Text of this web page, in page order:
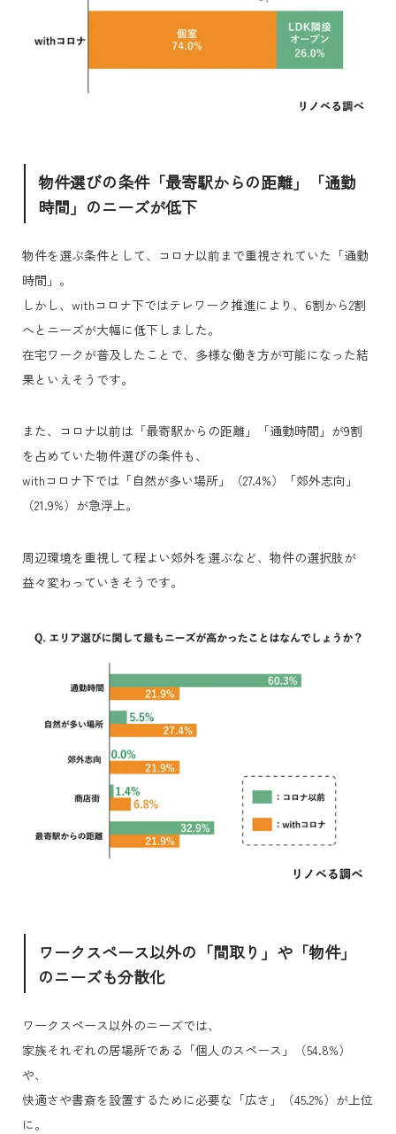
物件選びの条件「最寄駅からの距離」「通勤
時間」のニーズが低下
物件を選ぶ条件として、コロナ以前まで重視されていた「通勤
時間」。
しかし、withコロナ下ではテレワーク推進により、6割から2割
へとニーズが大幅に低下しました。
在宅ワークが普及したことで、多様な働き方が可能になった結
果といえそうです。
また、コロナ以前は「最寄駅からの距離」「通勤時間」が9割
を占めていた物件選びの条件も、
withコロナ下では「自然が多い場所」（27.4%）「郊外志向」
（21.9%）が急浮上。
周辺環境を重視して程よい郊外を選ぶなど、物件の選択肢が
益々変わっていきそうです。
ワークスペース以外の「間取り」や「物件」
のニーズも分散化
ワークスペース以外のニーズでは、
家族それぞれの居場所である「個人のスペース」（54.8%）
や、
快適さや書斎を設置するために必要な「広さ」（45.2%）が上位
に。